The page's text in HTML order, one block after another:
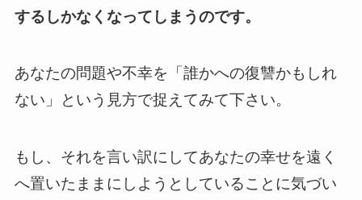
するしかなくなってしまうのです。
あなたの問題や不幸を「誰かへの復讐かもしれ
ない」という見方で捉えてみて下さい。
もし、それを言い訳にしてあなたの幸せを遠く
へ置いたままにしようとしていることに気づい